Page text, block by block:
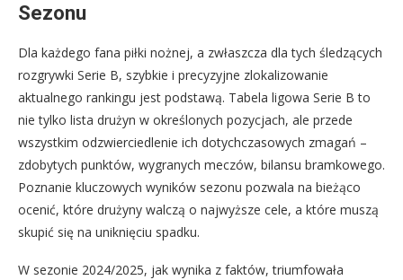
Sezonu
Dla każdego fana piłki nożnej, a zwłaszcza dla tych śledzących
rozgrywki Serie B, szybkie i precyzyjne zlokalizowanie
aktualnego rankingu jest podstawą. Tabela ligowa Serie B to
nie tylko lista drużyn w określonych pozycjach, ale przede
wszystkim odzwierciedlenie ich dotychczasowych zmagań –
zdobytych punktów, wygranych meczów, bilansu bramkowego.
Poznanie kluczowych wyników sezonu pozwala na bieżąco
ocenić, które drużyny walczą o najwyższe cele, a które muszą
skupić się na uniknięciu spadku.
W sezonie 2024/2025, jak wynika z faktów, triumfowała